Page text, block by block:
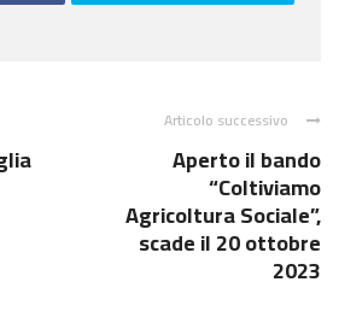
Articolo successivo
Aperto il bando
“Coltiviamo
Agricoltura Sociale”,
scade il 20 ottobre
2023